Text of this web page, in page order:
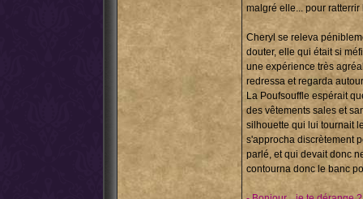
malgré elle... pour
Cheryl se releva
douter, elle qui était si
une expérience très
redressa et regarda
La Poufsouffle espérait
des vêtements sales et
silhouette qui lui tournait
s'approcha discrètement
parlé, et qui devait donc
contourna donc le banc